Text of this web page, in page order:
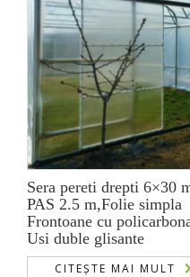
Sera pereti drepti 6×30
PAS 2.5 m,Folie simpla
Frontoane cu
Usi duble glisante
CITEȘTE MAI MULT